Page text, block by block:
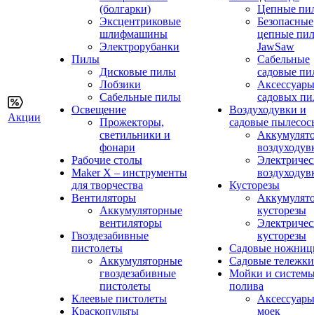
Акции
(болгарки)
Эксцентриковые
шлифмашины
Электрорубанки
Пилы
Дисковые пилы
Лобзики
Сабельные пилы
Освещение
Прожекторы,
светильники и
фонари
Рабочие столы
Maker X – инструменты
для творчества
Вентиляторы
Аккумуляторные
вентиляторы
Гвоздезабивные
пистолеты
Аккумуляторные
гвоздезабивные
пистолеты
Клеевые пистолеты
Краскопульты
Цепные
Безопасные
цепные
JawSaw
Сабельные
садовые
садовых
Воздуходувки и
садовые
Кусторезы
кусторезы
кусторезы
Садовые
Садовые тележки
Мойки и
полива
моек